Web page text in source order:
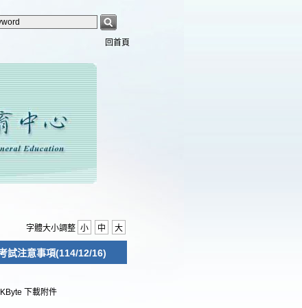
回首頁
字體大小調整 小 中 大
試注意事項(114/12/16)
下載附件